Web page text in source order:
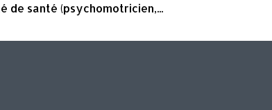
de santé (psychomotricien,...